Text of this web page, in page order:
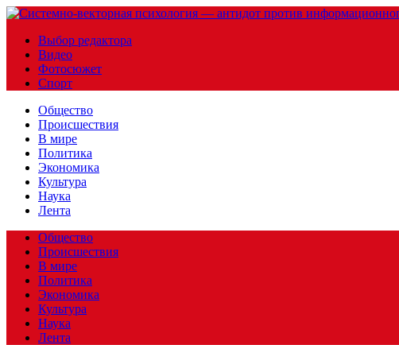
Выбор редактора
Видео
Фотосюжет
Спорт
Общество
Происшествия
В мире
Политика
Экономика
Культура
Наука
Лента
Общество
Происшествия
В мире
Политика
Экономика
Культура
Наука
Лента